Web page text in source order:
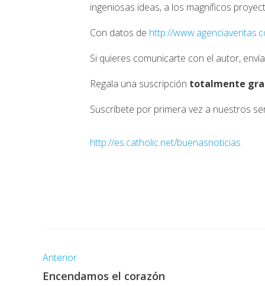
ingeniosas ideas, a los magníficos
Con datos de http://
Si quieres comunicarte con el autor,
Regala una suscripción totalmente
Suscríbete por primera vez a nuestros
http://es.catholic.net/buenasnoticias
Anterior
Encendamos el corazón